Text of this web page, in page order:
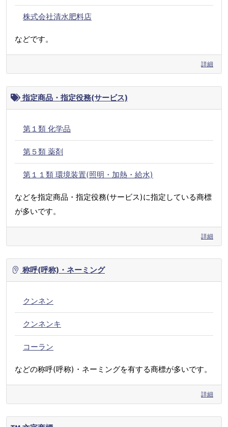
株式会社清水肥料店
などです。
詳細
指定商品・指定役務(サービス)
第１類 化学品
第５類 薬剤
第１１類 環境装置(照明・加熱・給水)
などを指定商品・指定役務(サービス)に指定している商標
が多いです。
詳細
称呼(呼称)・ネーミング
クンネン
クンネンキ
コーラン
などの称呼(呼称)・ネーミングを有する商標が多いです。
詳細